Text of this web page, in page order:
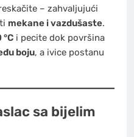
– zahvaljujući
mekane i vazdušaste.
°Ci pecite dok površina
boju, a ivice postanu
sa bijelim